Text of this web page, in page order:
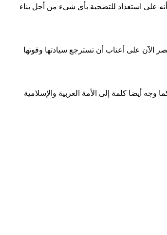
على استعداد للتضحية بأى شىء من أجل بناء
الآن على أعتاب أن تسترجع سيادتها وقوتها
أيضا كلمة إلى الأمة العربية والإسلامية